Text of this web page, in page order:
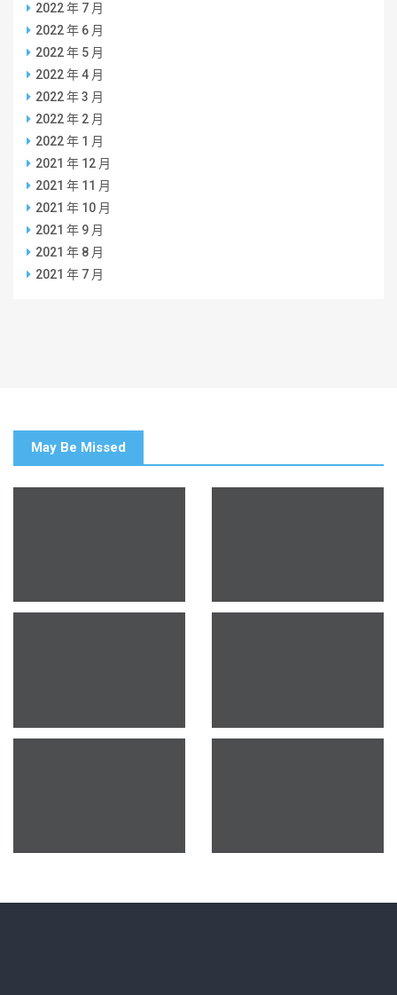
2022 年 7 月
2022 年 6 月
2022 年 5 月
2022 年 4 月
2022 年 3 月
2022 年 2 月
2022 年 1 月
2021 年 12 月
2021 年 11 月
2021 年 10 月
2021 年 9 月
2021 年 8 月
2021 年 7 月
May Be Missed